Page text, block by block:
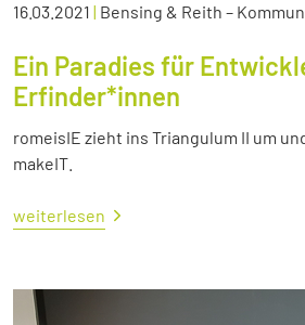
16.03.2021 | Bensing & Reith –
Ein Paradies für
Erfinder*innen
romeisIE zieht ins Triangulum II um
makeIT.
weiterlesen